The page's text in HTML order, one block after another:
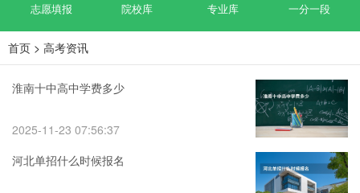
志愿填报 院校库 专业库 一分一段
首页 > 高考资讯
淮南十中高中学费多少
2025-11-23 07:56:37
河北单招什么时候报名